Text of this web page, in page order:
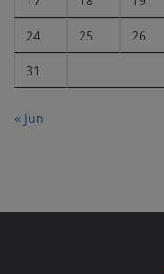
24 25 26
31
« Jun